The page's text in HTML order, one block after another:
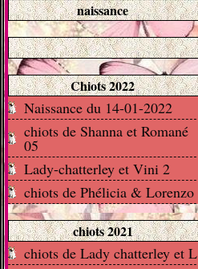
naissance
Chiots 2022
Naissance du 14-01-2022
chiots de Shanna et Romané
05
Lady-chatterley et Vini 2
chiots de Phélicia & Lorenzo
chiots 2021
chiots de Lady chatterley et L